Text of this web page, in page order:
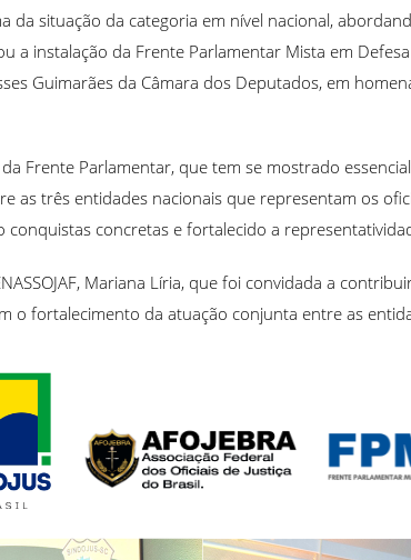
situação da categoria em nível nacional,
instalação da Frente Parlamentar Mista em
Guimarães da Câmara dos Deputados, em
Frente Parlamentar, que tem se mostrado
três entidades nacionais que representam os
conquistas concretas e fortalecido a
Mariana Líria, que foi convidada a
o fortalecimento da atuação conjunta entre as